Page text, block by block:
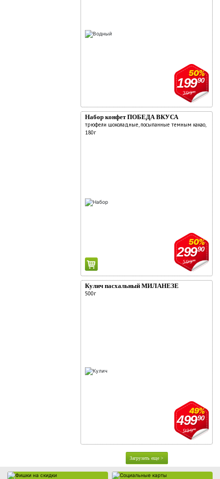
39990
50%
19990
Набор конфет ПОБЕДА ВКУСА
трюфели шоколадные, посыпанные темным какао,
180г
59990
50%
29990
Кулич пасхальный МИЛАНЕЗЕ
500г
99900
49%
49990
Загрузить еще >